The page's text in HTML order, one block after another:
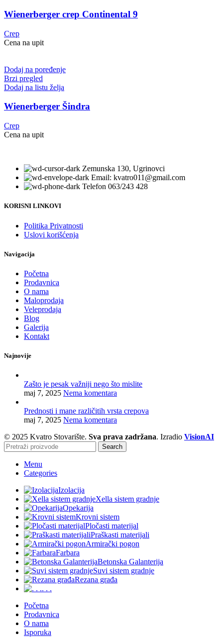
Wienerberger crep Continental 9
Crep
Cena na upit
Dodaj na poređenje
Brzi pregled
Dodaj na listu želja
Wienerberger Šindra
Crep
Cena na upit
Zemunska 130, Ugrinovci
Email: kvatro011@gmail.com
Telefon 063/243 428
KORISNI LINKOVI
Politika Privatnosti
Uslovi korišćenja
Navigacija
Početna
Prodavnica
O nama
Maloprodaja
Veleprodaja
Blog
Galerija
Kontakt
Najnovije
Zašto je pesak važniji nego što mislite
maj 7, 2025 Nema komentara
Prednosti i mane različitih vrsta crepova
maj 7, 2025 Nema komentara
© 2025 Kvatro Stovarište. Sva prava zadržana. Izradio VisionAI
Search
Menu
Categories
Izolacija
Xella sistem gradnje
Opekarija
Krovni sistem
Pločasti materijal
Praškasti materijali
Armirački pogon
Farbara
Betonska Galanterija
Suvi sistem gradnje
Rezana građa
. . .
Početna
Prodavnica
O nama
Isporuka